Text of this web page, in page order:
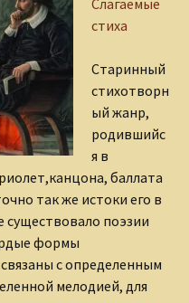
стиха
Старинный
стихотворн
ый жанр,
родившийс
я в
баллата
так же истоки его в
существовало поэзии
формы
с определенным
мелодией, для